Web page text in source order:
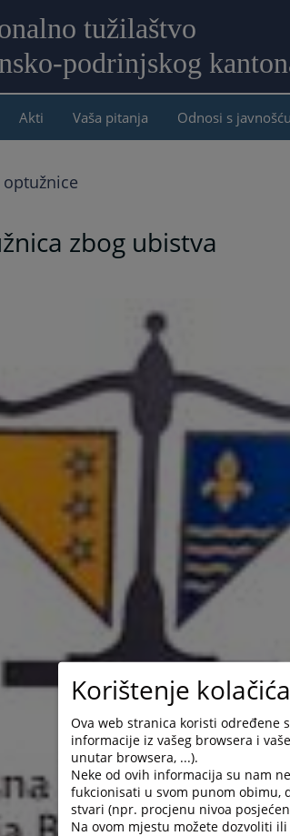
tužilaštvo
podrinjskog
Akti Vaša pitanja Odnosi s javnošću
zbog ubistva
Korištenje kolačića
Ova web stranica koristi određene
informacije iz vašeg browsera i
unutar browsera, ...).
Neke od ovih informacija su nam
fukcionisati u svom punom obimu,
stvari (npr. procjenu nivoa
Na ovom mjestu možete dozvoliti